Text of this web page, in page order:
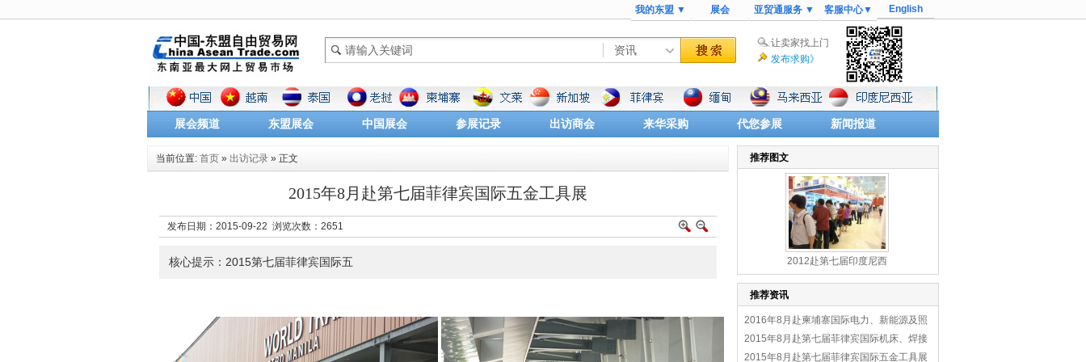
我的东盟 ▼ 展会 亚贸通服务 ▼ 客服中心▼ English
让卖家找上门
发布求购》
展会频道 东盟展会 中国展会 参展记录 出访商会 来华采购 代您参展 新闻报道
当前位置: 首页 » 出访记录 » 正文
2015年8月赴第七届菲律宾国际五金工具展
发布日期：2015-09-22 浏览次数： 2651
核心提示：2015第七届菲律宾国际五
推荐图文
2012赴第七届印度尼西
推荐资讯
2016年8月赴柬埔寨国际电力、新能源及照
明展
2015年8月赴第七届菲律宾国际机床、焊接
切割、金属加工及表面处理展
2015年8月赴第七届菲律宾国际五金工具展